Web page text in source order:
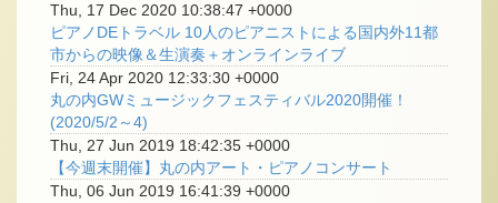
Thu, 17 Dec 2020 10:38:47 +0000
ピアノDEトラベル 10人のピアニストによる国内外11都
市からの映像＆生演奏＋オンラインライブ
Fri, 24 Apr 2020 12:33:30 +0000
丸の内GWミュージックフェスティバル2020開催！
(2020/5/2～4)
Thu, 27 Jun 2019 18:42:35 +0000
【今週末開催】丸の内アート・ピアノコンサート
Thu, 06 Jun 2019 16:41:39 +0000